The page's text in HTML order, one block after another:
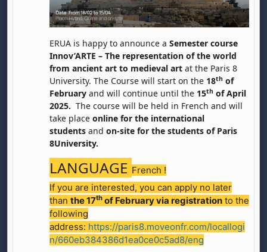
ERUA is happy to announce a Semester coursе
Innov’ARTE – The representation of the world
from ancient art to medieval art at the Paris 8
University. The Course will start on the 18th of
February and will continue until the 15th of April
2025. The course will be held in French and will
take place online for the international
students and on-site for the students of Paris
8University.
LANGUAGE French !
If you are interested, you can apply no later
than the 17th of February via registration to the
following
address: https://paris8.moveonfr.com/locallogi
n/660eb384386d1ea0ce0c5ad8/eng
samedi 1 août
dimanche 2 août
7 août
samedi 8 août
dimanche 9 août
14 août
samedi 15 août
dimanche 16 août